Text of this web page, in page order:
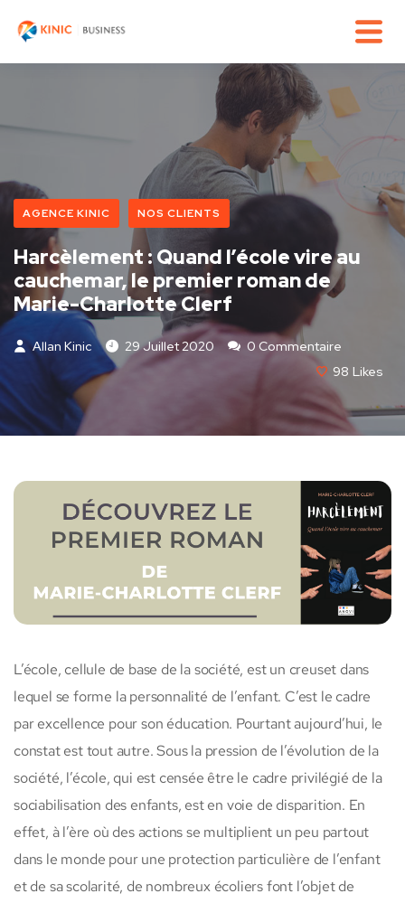
AGENCE KINIC NOS CLIENTS
Harcèlement : Quand l’école vire au
cauchemar, le premier roman de
Marie-Charlotte Clerf
Allan Kinic 29 Juillet 2020
0 Commentaire
98 Likes
L’école, cellule de base de la société, est un creuset dans
lequel se forme la personnalité de l’enfant. C’est le cadre
par excellence pour son éducation. Pourtant aujourd’hui, le
constat est tout autre. Sous la pression de l’évolution de la
société, l’école, qui est censée être le cadre privilégié de la
sociabilisation des enfants, est en voie de disparition. En
effet, à l’ère où des actions se multiplient un peu partout
dans le monde pour une protection particulière de l’enfant
et de sa scolarité, de nombreux écoliers font l’objet de